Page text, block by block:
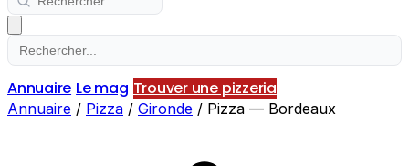
Annuaire Le mag Trouver une pizzeria
Annuaire / Pizza / Gironde / Pizza — Bordeaux